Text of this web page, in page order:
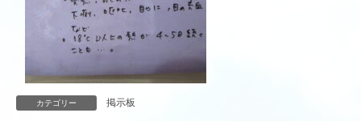
カテゴリー 掲示板